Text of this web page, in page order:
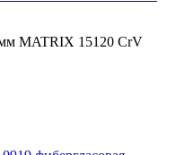
MATRIX 15120 CrV